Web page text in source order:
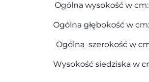
Ogólna wysokość w cm:
Ogólna głębokość w
Ogólna szerokość w
Wysokość siedziska w